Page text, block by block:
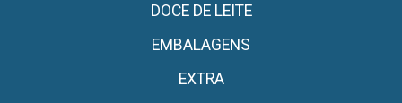
DOCE DE LEITE
EMBALAGENS
EXTRA